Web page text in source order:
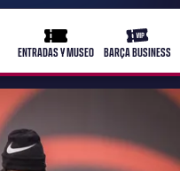
ticket-full
ENTRADAS Y MUSEO
ticket-
BARÇA BUSINESS